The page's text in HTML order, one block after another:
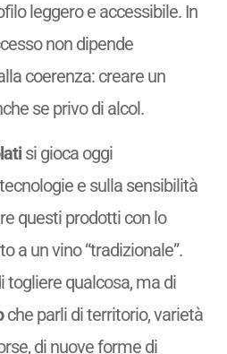
leggero e accessibile. In
non dipende
coerenza: creare un
se privo di alcol.
si gioca oggi
e sulla sensibilità
questi prodotti con lo
a un vino “tradizionale”.
togliere qualcosa, ma di
che parli di territorio, varietà
di nuove forme di